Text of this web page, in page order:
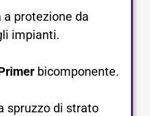
a protezione da
impianti.​
bicomponente.​
spruzzo di strato